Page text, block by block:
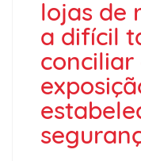
lojas de
a difícil